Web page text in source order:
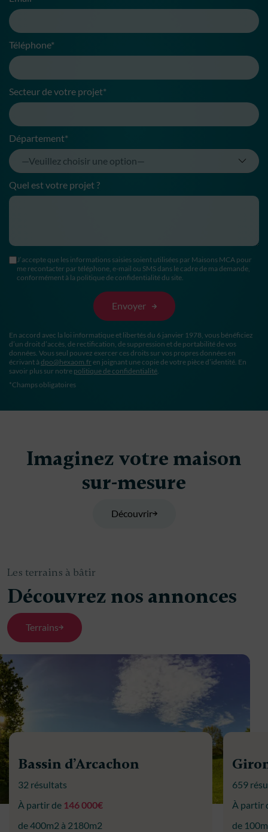
Téléphone*
Secteur de votre projet*
Département*
Quel est votre projet ?
J’accepte que les informations saisies soient utilisées par Maisons MCA pour
me recontacter par téléphone, e-mail ou SMS dans le cadre de ma demande,
conformément à la politique de confidentialité du site.
En accord avec la loi informatique et libertés du 6 janvier 1978, vous bénéficiez
d’un droit d’accès, de rectification, de suppression et de portabilité de vos
données. Vous seul pouvez exercer ces droits sur vos propres données en
écrivant à dpo@hexaom.fr en joignant une copie de votre pièce d’identité. En
savoir plus sur notre politique de confidentialité
*Champs obligatoires
Imaginez votre maison
sur-mesure
Découvrir
Les terrains à bâtir
Découvrez nos annonces
Terrains
Bassin d’Arcachon
32 résultats
À partir de 146 000€
de 400m2 à 2180m2
659
À partir
de